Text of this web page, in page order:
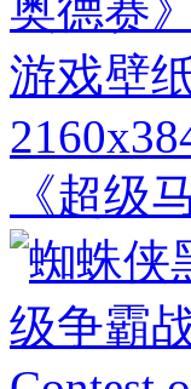
《超级